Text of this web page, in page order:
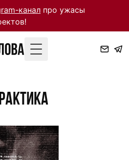
канал про ужасы
Toggle Menu